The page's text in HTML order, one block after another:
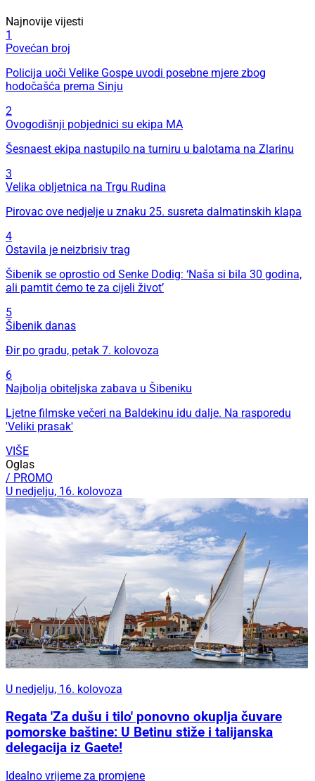
Povećan broj
Policija uoči Velike Gospe uvodi posebne mjere zbog
hodočašća prema Sinju
2
Ovogodišnji pobjednici su ekipa MA
Šesnaest ekipa nastupilo na turniru u balotama na Zlarinu
3
Velika obljetnica na Trgu Rudina
Pirovac ove nedjelje u znaku 25. susreta dalmatinskih klapa
4
Ostavila je neizbrisiv trag
Šibenik se oprostio od Senke Dodig: ‘Naša si bila 30 godina,
ali pamtit ćemo te za cijeli život’
5
Šibenik danas
Đir po gradu, petak 7. kolovoza
6
Najbolja obiteljska zabava u Šibeniku
Ljetne filmske večeri na Baldekinu idu dalje. Na rasporedu
'Veliki prasak'
VIŠE
Oglas
/ PROMO
U nedjelju, 16. kolovoza
U nedjelju, 16. kolovoza
Regata 'Za dušu i tilo' ponovno okuplja čuvare
delegacija iz Gaete!
Idealno vrijeme za promjene